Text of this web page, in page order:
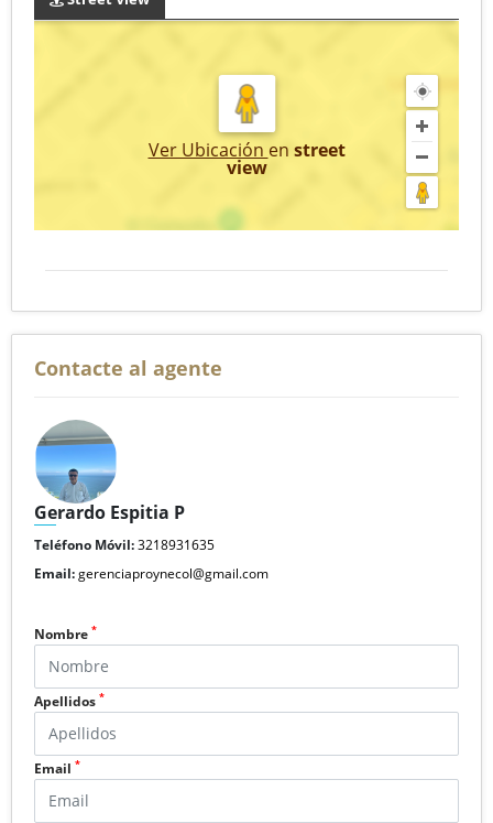
Ver Ubicación en street
view
Contacte al agente
Gerardo Espitia P
Teléfono Móvil:3218931635
Email:gerenciaproynecol@gmail.com
Nombre *
Apellidos *
Email *